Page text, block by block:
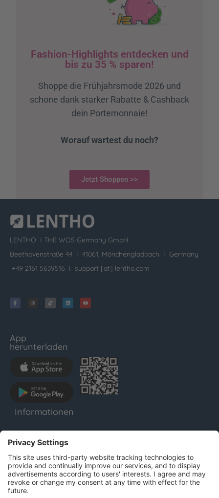
Fashion-Highlights entdecken und
bis zu 35 % sparen!
Shoppe die Frühjahrsmode 2026 und
schone dank starker Rabatte & Cashback
dein Portemonnaie!
Worauf wartest du noch?
Jetzt Shoppen >>
LENTHO I THE WOS Germany GmbH
Beethovenstraße 44 I 41061, Mönchengladbach I Germany
+49 2161 5639516 I support [at] lentho.com
App
herunterladen
Informationen
LENTHO
Impressum
Datenschutz
AGB
Für Unternehmen